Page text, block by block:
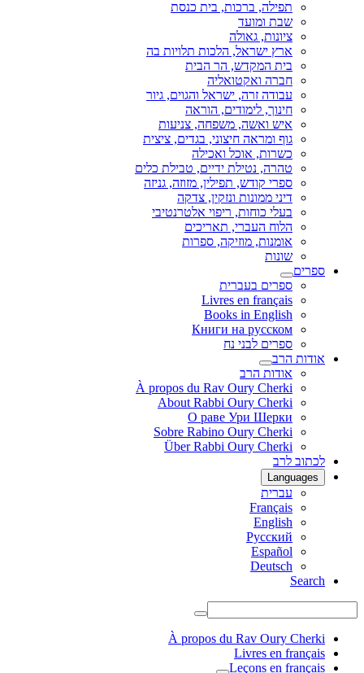
תפילה, ברכות, בית כנסת
שבת ומועד
ציונות, גאולה
ארץ ישראל, הלכות תלויות בה
בית המקדש, הר הבית
חברה ואקטואליה
עבודה זרה, ישראל והגוים, גיור
חינוך, לימודים, הוראה
איש ואשה, משפחה, צניעות
גוף ומראה חיצוני, בגדים, ציצית
כשרות, אוכל ואכילה
טהרה, נטילת ידיים, טבילת כלים
ספרי קודש, תפילין, מזוזה, גניזה
דיני ממונות ונזקין, צדקה
בעלי כוחות, ריפוי אלטרנטיבי
הלוח העברי, תאריכים
אומנות, מוזיקה, ספרות
שונות
ספרים
ספרים בעברית
Livres en français
Books in English
Книги на русском
ספרים לבני נח
אודות הרב
אודות הרב
À propos du Rav Oury Cherki
About Rabbi Oury Cherki
О раве Ури Шерки
Sobre Rabino Oury Cherki
Über Rabbi Oury Cherki
לכתוב לרב
Languages
עברית
Français
English
Русский
Español
Deutsch
Search
À propos du Rav Oury Cherki
Livres en français
Leçons en français